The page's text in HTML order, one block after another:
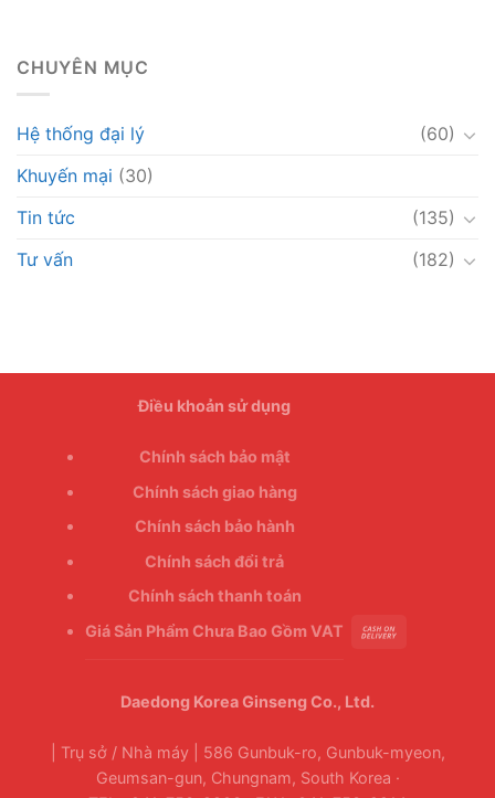
CHUYÊN MỤC
Hệ thống đại lý
(60)
Khuyến mại (30)
Tin tức
(135)
Tư vấn
(182)
Điều khoản sử dụng
Chính sách bảo mật
Chính sách giao hàng
Chính sách bảo hành
Chính sách đổi trả
Chính sách thanh toán
Giá Sản Phẩm Chưa Bao Gồm VAT
Daedong Korea Ginseng Co., Ltd.
| Trụ sở / Nhà máy | 586 Gunbuk-ro, Gunbuk-myeon,
Geumsan-gun, Chungnam, South Korea ·